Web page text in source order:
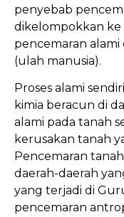
penyebab
dikelompokkan ke
pencemaran
(ulah manusia).
Proses alami
kimia beracun di
alami pada tanah
kerusakan tanah
Pencemaran
daerah-daerah
yang terjadi di
pencemaran